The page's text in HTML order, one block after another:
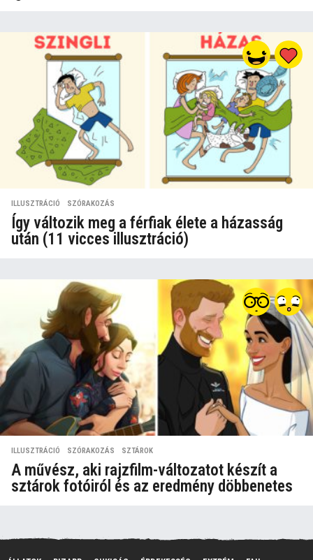
ILLUSZTRÁCIÓ ,SZÓRAKOZÁS
Így változik meg a férfiak élete a házasság
után (11 vicces illusztráció)
ILLUSZTRÁCIÓ ,SZÓRAKOZÁS ,SZTÁROK
A művész, aki rajzfilm-változatot készít a
sztárok fotóiról és az eredmény döbbenetes